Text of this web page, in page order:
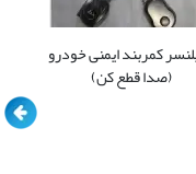
کمربند ایمنی خودرو
(صدا قطع کن)